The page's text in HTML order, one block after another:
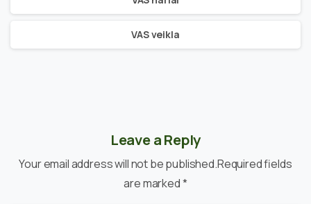
VAS veikla
Leave a Reply
Your email address will not be published.Required fields
are marked *